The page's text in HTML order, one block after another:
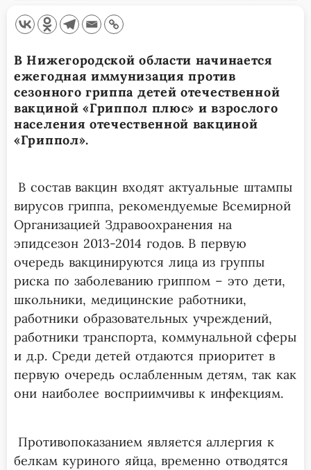
В Нижегородской области начинается
ежегодная иммунизация против
сезонного гриппа детей отечественной
вакциной «Гриппол плюс» и взрослого
населения отечественной вакциной
«Гриппол».
В состав вакцин входят актуальные штампы
вирусов гриппа, рекомендуемые Всемирной
Организацией Здравоохранения на
эпидсезон 2013-2014 годов. В первую
очередь вакцинируются лица из группы
риска по заболеванию гриппом – это дети,
школьники, медицинские работники,
работники образовательных учреждений,
работники транспорта, коммунальной сферы
и д.р. Среди детей отдаются приоритет в
первую очередь ослабленным детям, так как
они наиболее восприимчивы к инфекциям.
Противопоказанием является аллергия к
белкам куриного яйца, временно отводятся